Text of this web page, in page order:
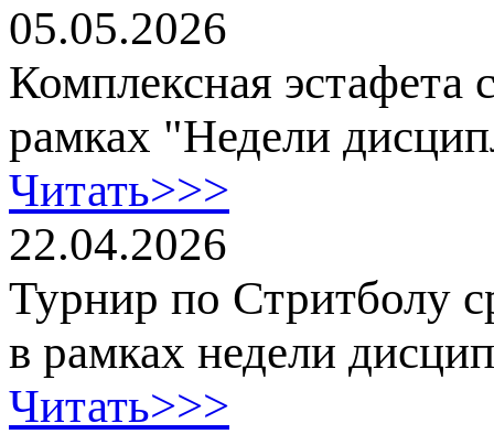
05.05.2026
Комплексная эстафета
рамках "Недели
Читать>>>
22.04.2026
Турнир по Стритболу
в рамках недели
Читать>>>